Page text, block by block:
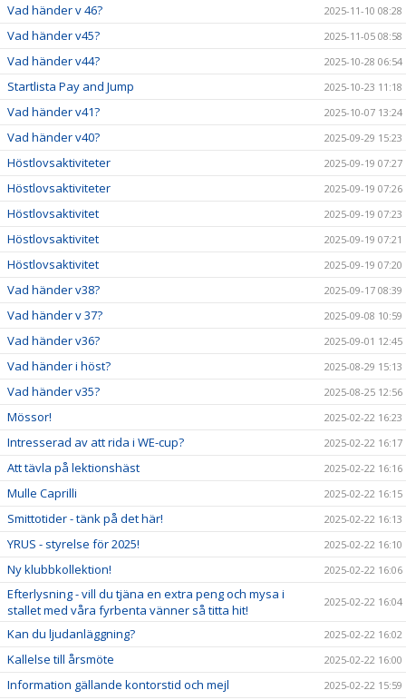
Vad händer v 46? 2025-11-10 08:28
Vad händer v45? 2025-11-05 08:58
Vad händer v44? 2025-10-28 06:54
Startlista Pay and Jump 2025-10-23 11:18
Vad händer v41? 2025-10-07 13:24
Vad händer v40? 2025-09-29 15:23
Höstlovsaktiviteter 2025-09-19 07:27
Höstlovsaktiviteter 2025-09-19 07:26
Höstlovsaktivitet 2025-09-19 07:23
Höstlovsaktivitet 2025-09-19 07:21
Höstlovsaktivitet 2025-09-19 07:20
Vad händer v38? 2025-09-17 08:39
Vad händer v 37? 2025-09-08 10:59
Vad händer v36? 2025-09-01 12:45
Vad händer i höst? 2025-08-29 15:13
Vad händer v35? 2025-08-25 12:56
Mössor! 2025-02-22 16:23
Intresserad av att rida i WE-cup? 2025-02-22 16:17
Att tävla på lektionshäst 2025-02-22 16:16
Mulle Caprilli 2025-02-22 16:15
Smittotider - tänk på det här! 2025-02-22 16:13
YRUS - styrelse för 2025! 2025-02-22 16:10
Ny klubbkollektion! 2025-02-22 16:06
Efterlysning - vill du tjäna en extra peng och mysa i
stallet med våra fyrbenta vänner så titta hit!
2025-02-22 16:04
Kan du ljudanläggning? 2025-02-22 16:02
Kallelse till årsmöte 2025-02-22 16:00
Information gällande kontorstid och mejl 2025-02-22 15:59